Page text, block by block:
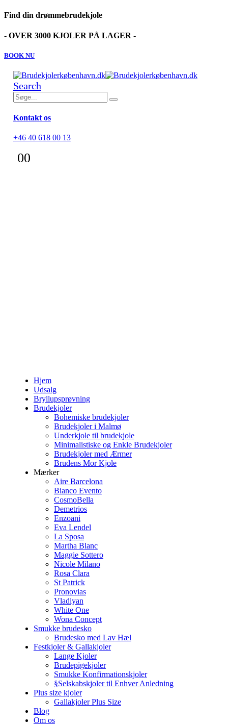
Find din drømmebrudekjole
- OVER 3000 KJOLER PÅ LAGER -
BOOK NU
Search
Kontakt os
+46 40 618 00 13
00
Hjem
Udsalg
Bryllupsprøvning
Brudekjoler
Bohemiske brudekjoler
Brudekjoler i Malmø
Underkjole til brudekjole
Minimalistiske og Enkle Brudekjoler
Brudekjoler med Ærmer
Brudens Mor Kjole
Mærker
Aire Barcelona
Bianco Evento
CosmoBella
Demetrios
Enzoani
Eva Lendel
La Sposa
Martha Blanc
Maggie Sottero
Nicole Milano
Rosa Clara
St Patrick
Pronovias
Vladiyan
White One
Wona Concept
Smukke brudesko
Brudesko med Lav Hæl
Festkjoler & Gallakjoler
Lange Kjoler
Brudepigekjoler
Smukke Konfirmationskjoler
§Selskabskjoler til Enhver Anledning
Plus size kjoler
Gallakjoler Plus Size
Blog
Om os